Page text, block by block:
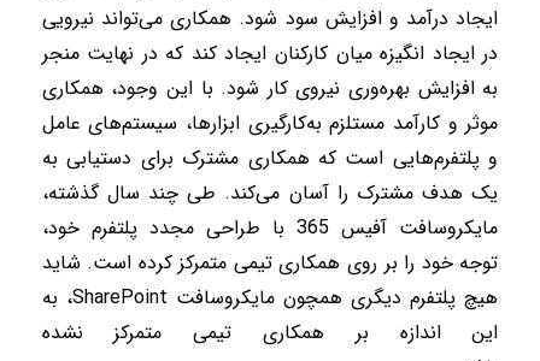
ایجاد درآمد و افزایش سود شود. همکاری می‌تواند نیرویی
در ایجاد انگیزه میان کارکنان ایجاد کند که در نهایت منجر
به افزایش بهره‌وری نیروی کار شود. با این وجود، همکاری
موثر و کارآمد مستلزم به‌کار‌گیری ابزارها، سیستم‌های عامل
و پلتفرم‌هایی است که همکاری مشترک برای دستیابی به
یک هدف مشترک را آسان می‌کند. طی چند سال گذشته،
مایکروسافت آفیس 365 با طراحی مجدد پلتفرم خود،
توجه خود را بر روی همکاری تیمی متمرکز کرده است. شاید
هیچ پلتفرم دیگری همچون مایکروسافت SharePoint، به
این اندازه بر همکاری تیمی متمرکز نشده